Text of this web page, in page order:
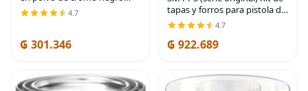
(236.6 ml), duradera, con
acabado suave, resistente a
químicos
4.7
₲ 301.346
tapas y forros para pistola de
pintura, 16114, Mini, filtro de
6 onzas, 200 micrones, uso
con pistola de pintura para
4.7
₲ 922.689